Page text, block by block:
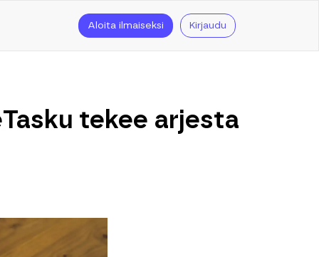
Aloita ilmaiseksi Kirjaudu
tekee arjesta